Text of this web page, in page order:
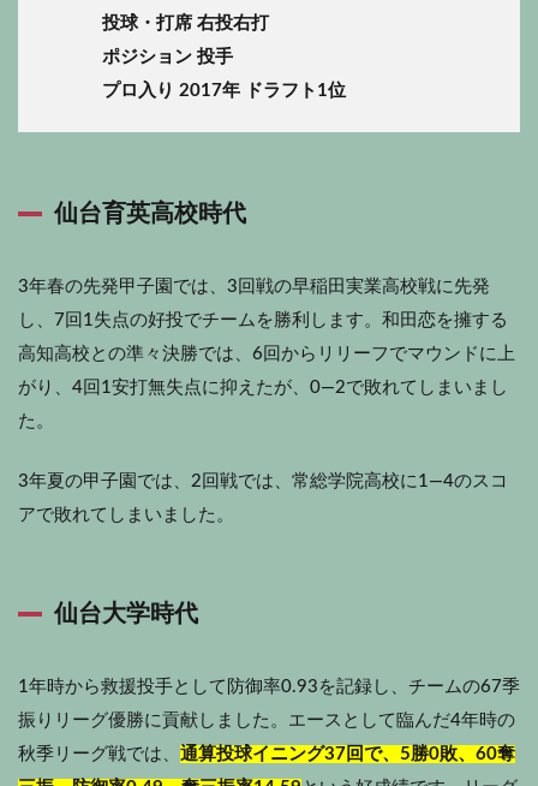
投球・打席 右投右打
ポジション 投手
プロ入り 2017年 ドラフト1位
仙台育英高校時代
3年春の先発甲子園では、3回戦の早稲田実業高校戦に先発
し、7回1失点の好投でチームを勝利します。和田恋を擁する
高知高校との準々決勝では、6回からリリーフでマウンドに上
がり、4回1安打無失点に抑えたが、0―2で敗れてしまいまし
た。
3年夏の甲子園では、2回戦では、常総学院高校に1―4のスコ
アで敗れてしまいました。
仙台大学時代
1年時から救援投手として防御率0.93を記録し、チームの67季
振りリーグ優勝に貢献しました。エースとして臨んだ4年時の
秋季リーグ戦では、 通算投球イニング37回で、5勝0敗、60奪